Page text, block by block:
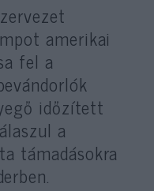
amerikai
fel a
időzített
a
támadásokra